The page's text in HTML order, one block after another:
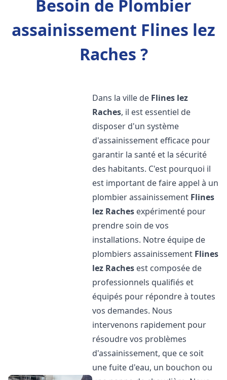
Besoin de Plombier
assainissement Flines lez
Raches ?
Dans la ville de Flines lez
Raches, il est essentiel de
disposer d'un système
d'assainissement efficace pour
garantir la santé et la sécurité
des habitants. C'est pourquoi il
est important de faire appel à un
plombier assainissement Flines
lez Raches expérimenté pour
prendre soin de vos
installations. Notre équipe de
plombiers assainissement Flines
lez Raches est composée de
professionnels qualifiés et
équipés pour répondre à toutes
vos demandes. Nous
intervenons rapidement pour
résoudre vos problèmes
d'assainissement, que ce soit
une fuite d'eau, un bouchon ou